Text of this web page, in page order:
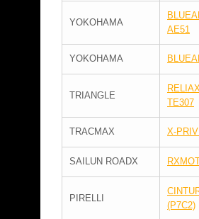
YOKOHAMA
AE51
YOKOHAMA
TRIANGLE
TE307
TRACMAX X-
SAILUN ROADX
PIRELLI
(P7C2)